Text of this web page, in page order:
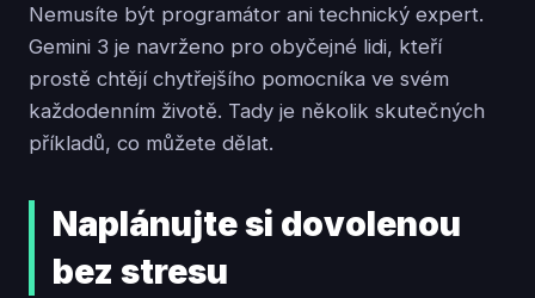
Nemusíte být programátor ani technický expert.
Gemini 3 je navrženo pro obyčejné lidi, kteří
prostě chtějí chytřejšího pomocníka ve svém
každodenním životě. Tady je několik skutečných
příkladů, co můžete dělat.
Naplánujte si dovolenou
bez stresu